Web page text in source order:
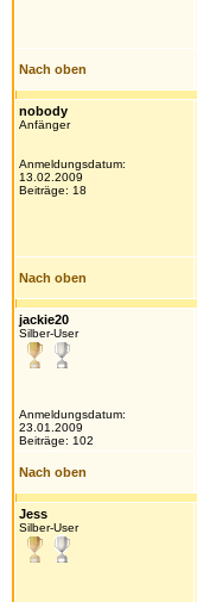
Nach oben
nobody
Anfänger
Anmeldungsdatum:
13.02.2009
Beiträge: 18
Nach oben
jackie20
Silber-User
Anmeldungsdatum:
23.01.2009
Beiträge: 102
Nach oben
Jess
Silber-User